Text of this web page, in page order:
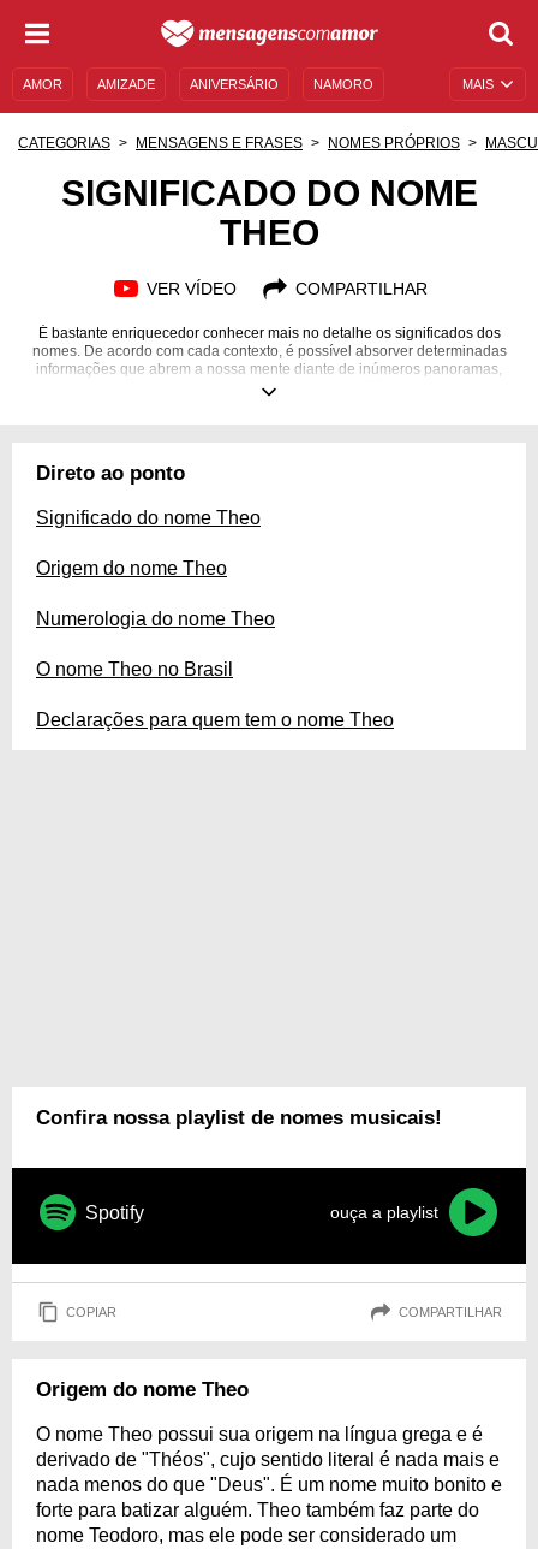
MAIS
AMOR AMIZADE ANIVERSÁRIO NAMORO
MENSAGENS DE ANIVERSÁRIO
CATEGORIAS MENSAGENS E FRASES NOMES PRÓPRIOS
SIGNIFICADO DO NOME
THEO
VER VÍDEO COMPARTILHAR
É bastante enriquecedor conhecer mais no detalhe os significados dos
nomes. De acordo com cada contexto, é possível absorver determinadas
informações que abrem a nossa mente diante de inúmeros panoramas,
nos quais aplicamos tudo isso em nossas vidas. Além disso, existem
Saiba mais sobre o significado do nome Theo!
Direto ao ponto
Significado do nome Theo
Origem do nome Theo
Numerologia do nome Theo
O nome Theo no Brasil
Declarações para quem tem o nome Theo
Confira nossa playlist de nomes musicais!
Spotify ouça a playlist
COPIAR COMPARTILHAR
Origem do nome Theo
O nome Theo possui sua origem na língua grega e é
derivado de "Théos", cujo sentido literal é nada mais e
nada menos do que "Deus". É um nome muito bonito e
forte para batizar alguém. Theo também faz parte do
nome Teodoro, mas ele pode ser considerado um